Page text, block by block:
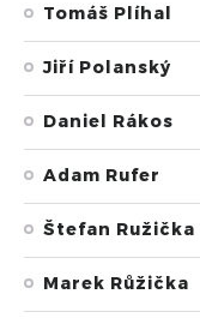
Tomáš Plíhal
Jiří Polanský
Daniel Rákos
Adam Rufer
Štefan Ružička
Marek Růžička